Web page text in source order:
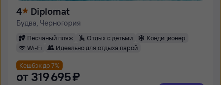
4 Diplomat
Будва, Черногория
Песчаный пляж Отдых с детьми
Кондиционер
Wi-Fi
Идеально для отдыха парой
Кешбэк до 7%
от 319 ⁠695 ⁠₽